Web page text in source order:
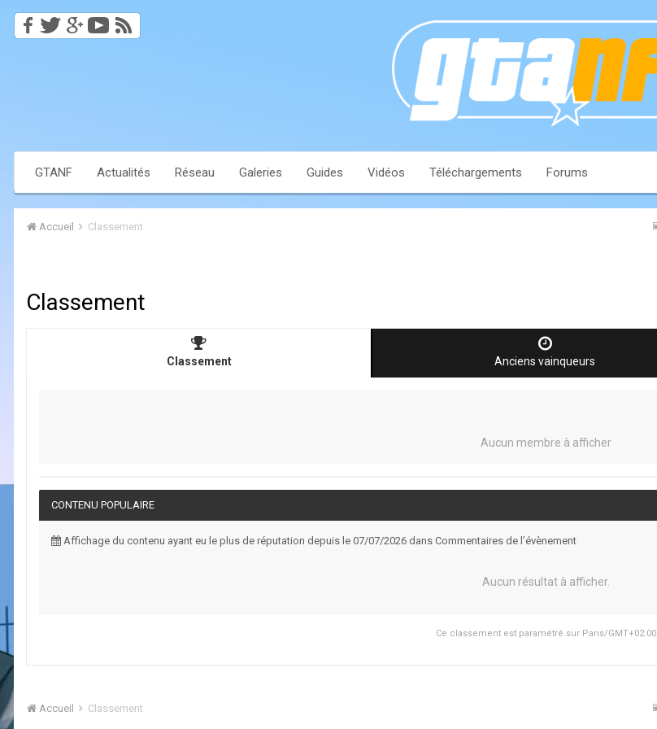
GTANF Actualités Réseau Galeries Guides Vidéos Téléchargements Forums
Accueil Classement
Classement
Classement Anciens vainqueurs
Aucun membre à afficher
CONTENU POPULAIRE
Affichage du contenu ayant eu le plus de réputation depuis le 07/07/2026 dans Commentaires de l’évènement
Aucun résultat à afficher.
Ce classement est paramétré sur Paris/GMT+02:00
Accueil Classement